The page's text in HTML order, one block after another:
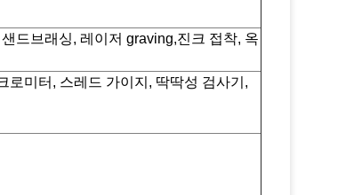
드브래싱, 레이저 graving,진크 접착, 옥
로미터, 스레드 가이지, 딱딱성 검사기,